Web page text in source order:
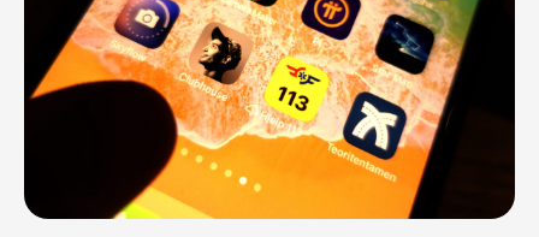
Kontakt
Valgfag
Q&A